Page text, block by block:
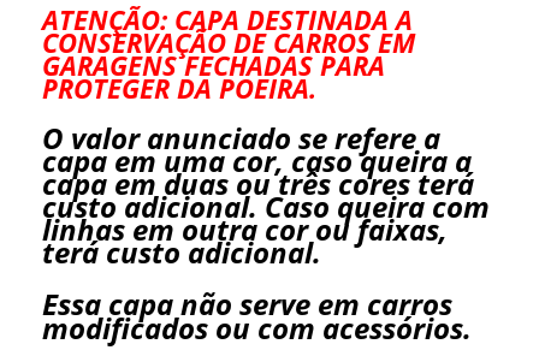
ATENÇÃO: CAPA DESTINADA A
CONSERVAÇÃO DE CARROS EM
GARAGENS FECHADAS PARA
PROTEGER DA POEIRA.
O valor anunciado se refere a
capa em uma cor, caso queira a
capa em duas ou três cores terá
custo adicional. Caso queira com
linhas em outra cor ou faixas,
terá custo adicional.
Essa capa não serve em carros
modificados ou com acessórios.